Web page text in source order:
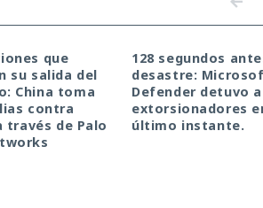
que
su salida del
China toma
contra
través de Palo
128 segundos
desastre:
Defender detuvo
extorsionadores
último instante.